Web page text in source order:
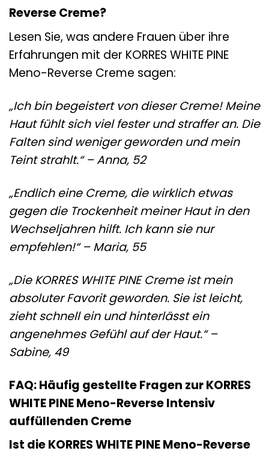
Reverse Creme?
Lesen Sie, was andere Frauen über ihre
Erfahrungen mit der KORRES WHITE PINE
Meno-Reverse Creme sagen:
„Ich bin begeistert von dieser Creme! Meine
Haut fühlt sich viel fester und straffer an. Die
Falten sind weniger geworden und mein
Teint strahlt.“ – Anna, 52
„Endlich eine Creme, die wirklich etwas
gegen die Trockenheit meiner Haut in den
Wechseljahren hilft. Ich kann sie nur
empfehlen!“ – Maria, 55
„Die KORRES WHITE PINE Creme ist mein
absoluter Favorit geworden. Sie ist leicht,
zieht schnell ein und hinterlässt ein
angenehmes Gefühl auf der Haut.“ –
Sabine, 49
FAQ: Häufig gestellte Fragen zur KORRES
WHITE PINE Meno-Reverse Intensiv
auffüllenden Creme
Ist die KORRES WHITE PINE Meno-Reverse